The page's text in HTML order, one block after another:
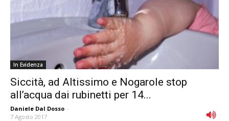
In Evidenza
Siccità, ad Altissimo e Nogarole stop
all’acqua dai rubinetti per 14...
Daniele Dal Dosso -
7 Agosto 2017